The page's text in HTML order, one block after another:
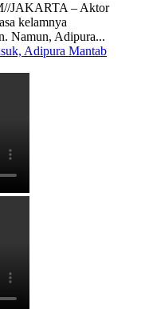
JAKARTA – Aktor
kelamnya
Namun, Adipura...
Adipura Mantab